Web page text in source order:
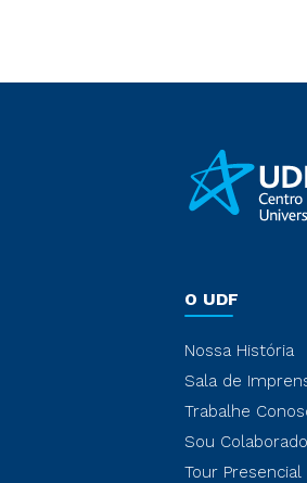
O UDF
Nossa História
Sala de
Trabalhe
Sou
Tour Presencial